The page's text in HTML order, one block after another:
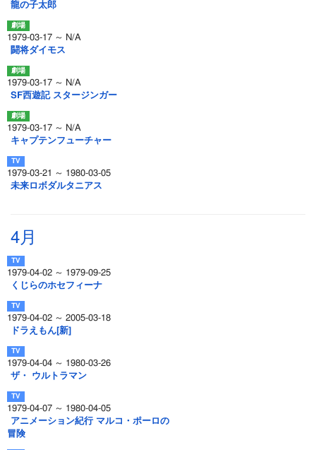
龍の子太郎
1979-03-17 ～ N/A
闘将ダイモス
1979-03-17 ～ N/A
SF西遊記 スタージンガー
1979-03-17 ～ N/A
キャプテンフューチャー
1979-03-21 ～ 1980-03-05
未来ロボダルタニアス
4月
1979-04-02 ～ 1979-09-25
くじらのホセフィーナ
1979-04-02 ～ 2005-03-18
ドラえもん[新]
1979-04-04 ～ 1980-03-26
ザ・ ウルトラマン
1979-04-07 ～ 1980-04-05
アニメーション紀行 マルコ・ポーロの
冒険